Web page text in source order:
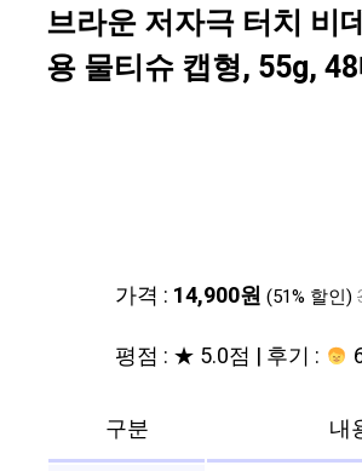
브라운 저자극 터치 비
용 물티슈 캡형, 55g,
가격 : 14,900원 (51% 할인)
평점 : ★ 5.0점 | 후기 :
구분
내